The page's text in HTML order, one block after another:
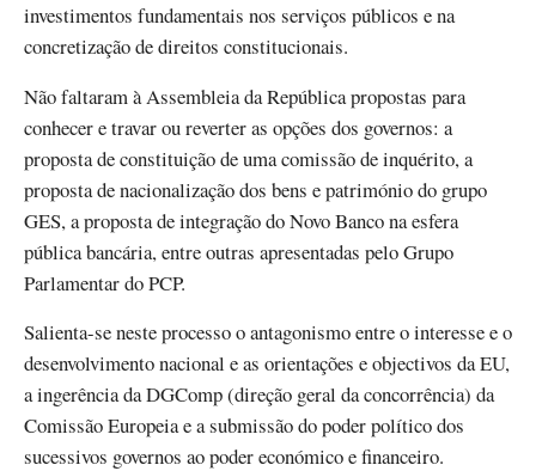
investimentos fundamentais nos serviços públicos e na
concretização de direitos constitucionais.
Não faltaram à Assembleia da República propostas para
conhecer e travar ou reverter as opções dos governos: a
proposta de constituição de uma comissão de inquérito, a
proposta de nacionalização dos bens e património do grupo
GES, a proposta de integração do Novo Banco na esfera
pública bancária, entre outras apresentadas pelo Grupo
Parlamentar do PCP.
Salienta-se neste processo o antagonismo entre o interesse e o
desenvolvimento nacional e as orientações e objectivos da EU,
a ingerência da DGComp (direção geral da concorrência) da
Comissão Europeia e a submissão do poder político dos
sucessivos governos ao poder económico e financeiro.